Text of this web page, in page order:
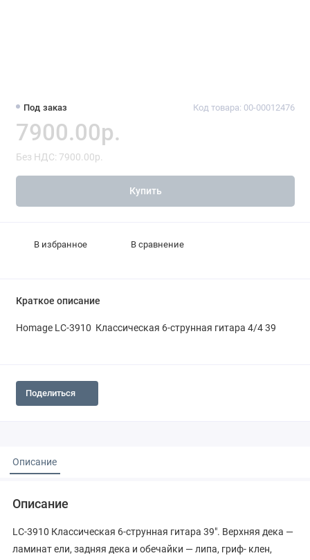
Под заказ Код товара: 00-00012476
7900.00р.
Без НДС: 7900.00р.
Купить
В избранное В сравнение
Краткое описание
Homage LC-3910 Классическая 6-струнная гитара 4/4 39
Поделиться
Описание
Описание
LC-3910 Классическая 6-струнная гитара 39″. Верхняя дека —
ламинат ели, задняя дека и обечайки — липа, гриф- клен,